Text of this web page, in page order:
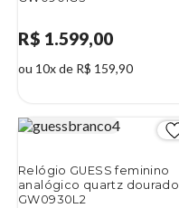
R$ 1.599,00
ou 10x de R$ 159,90
Relógio GUESS feminino
analógico quartz dourado
GW0930L2